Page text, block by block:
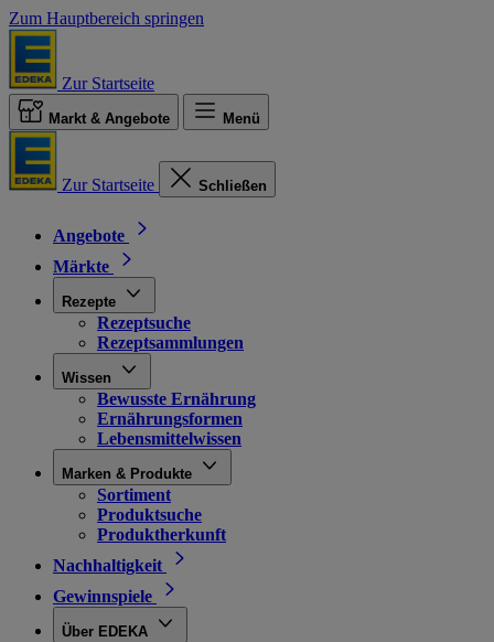
Zum Hauptbereich springen
Zur Startseite
Markt & Angebote Menü
Zur Startseite Schließen
Angebote
Märkte
Rezepte
Rezeptsuche
Rezeptsammlungen
Wissen
Bewusste Ernährung
Ernährungsformen
Lebensmittelwissen
Marken & Produkte
Sortiment
Produktsuche
Produktherkunft
Nachhaltigkeit
Gewinnspiele
Über EDEKA